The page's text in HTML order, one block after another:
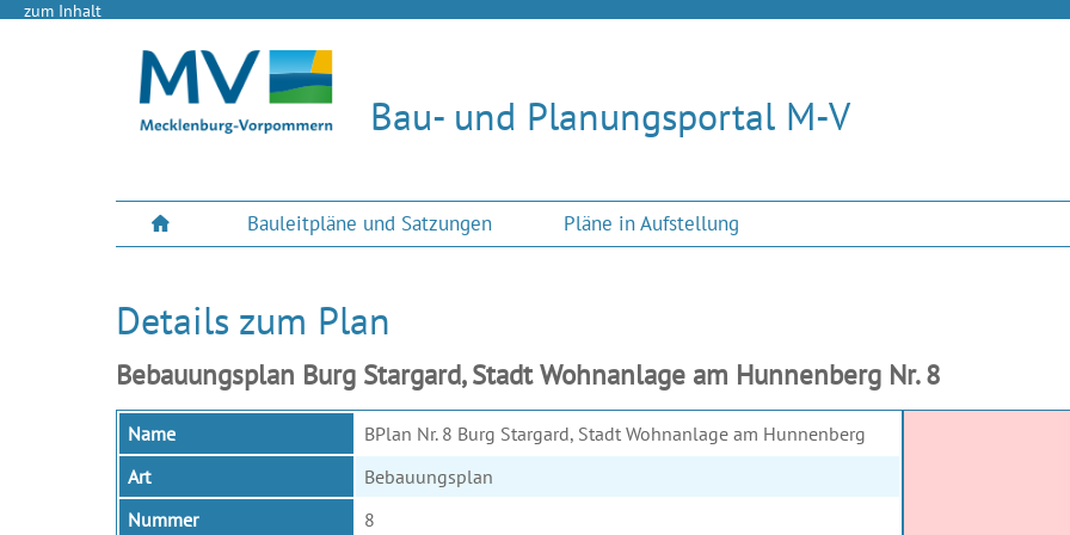
zum Inhalt
Bau- und Planungsportal M-V
Bauleitpläne und Satzungen Pläne in Aufstellung
Details zum Plan
Bebauungsplan Burg Stargard, Stadt Wohnanlage am Hunnenberg Nr. 8
Name
BPlan Nr. 8 Burg Stargard, Stadt Wohnanlage am Hunnenberg
Art
Bebauungsplan
Nummer
8